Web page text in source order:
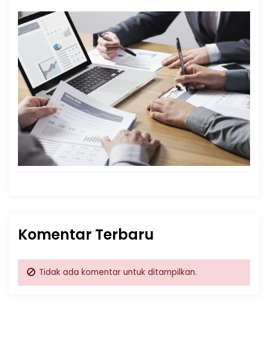
Komentar Terbaru
Tidak ada komentar untuk ditampilkan.